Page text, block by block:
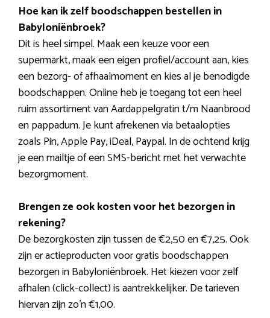
Hoe kan ik zelf boodschappen bestellen in
Babyloniënbroek?
Dit is heel simpel. Maak een keuze voor een
supermarkt, maak een eigen profiel/account aan, kies
een bezorg- of afhaalmoment en kies al je benodigde
boodschappen. Online heb je toegang tot een heel
ruim assortiment van Aardappelgratin t/m Naanbrood
en pappadum. Je kunt afrekenen via betaalopties
zoals Pin, Apple Pay, iDeal, Paypal. In de ochtend krijg
je een mailtje of een SMS-bericht met het verwachte
bezorgmoment.
Brengen ze ook kosten voor het bezorgen in
rekening?
De bezorgkosten zijn tussen de €2,50 en €7,25. Ook
zijn er actieproducten voor gratis boodschappen
bezorgen in Babyloniënbroek. Het kiezen voor zelf
afhalen (click-collect) is aantrekkelijker. De tarieven
hiervan zijn zo’n €1,00.